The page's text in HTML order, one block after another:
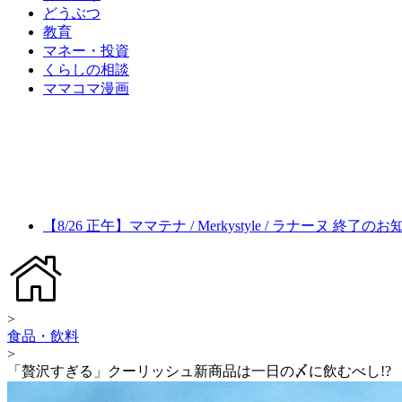
どうぶつ
教育
マネー・投資
くらしの相談
ママコマ漫画
【8/26 正午】ママテナ / Merkystyle / ラナーヌ 終了のお
>
食品・飲料
>
「贅沢すぎる」クーリッシュ新商品は一日の〆に飲むべし!?